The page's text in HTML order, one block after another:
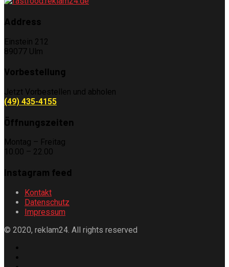
Address
Einstein 212
89077 Ulm
Vorbestellung
Jetzt Vorbestellen und abholen
(49) 435-4155
Öffnungszeiten
Montag – Freitag
10.00 – 22.00
Instagram feed
Kontakt
Datenschutz
Impressum
© 2020, reklam24. All rights reserved